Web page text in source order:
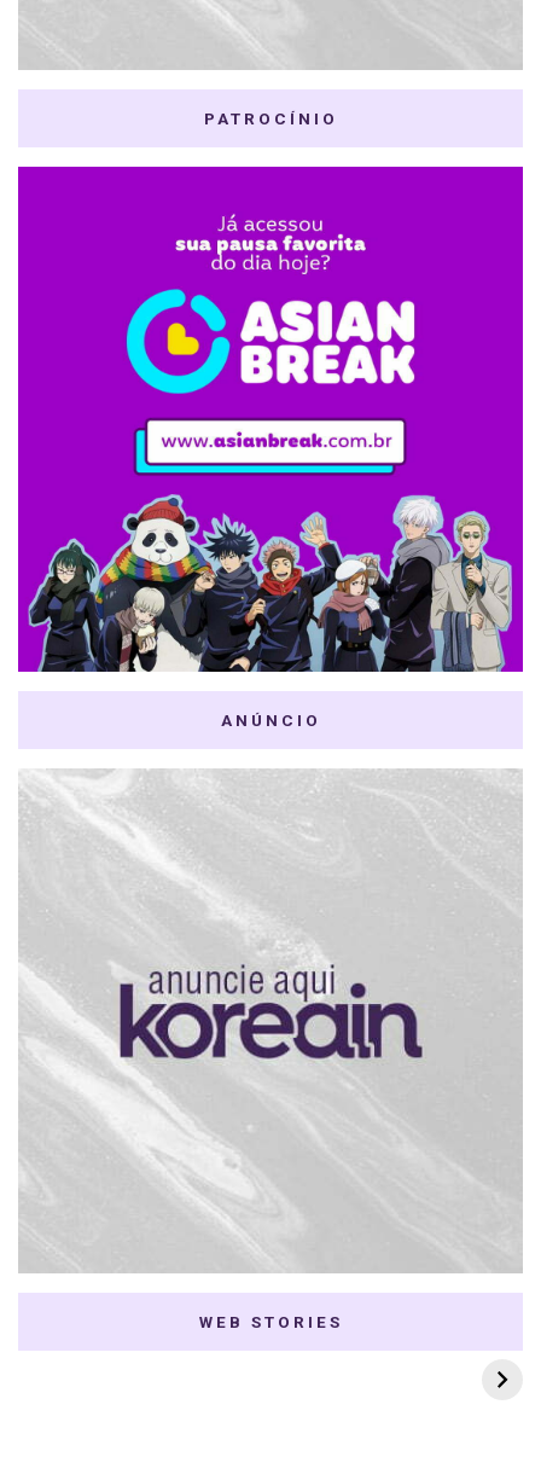
PATROCÍNIO
ANÚNCIO
WEB STORIES
7 K-dramas Enemies
to Lovers
Thai Dramas com
First e Khaotung